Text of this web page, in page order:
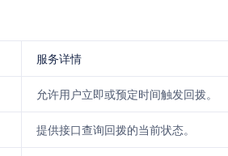
服务详情
允许用户立即或预定时间触发回拨。
提供接口查询回拨的当前状态。